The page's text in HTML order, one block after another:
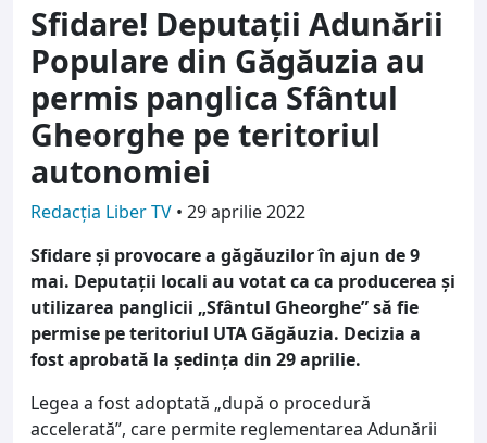
Sfidare! Deputații Adunării
Populare din Găgăuzia au
permis panglica Sfântul
Gheorghe pe teritoriul
autonomiei
Redacția Liber TV • 29 aprilie 2022
Sfidare și provocare a găgăuzilor în ajun de 9
mai. Deputații locali au votat ca ca producerea și
utilizarea panglicii „Sfântul Gheorghe” să fie
permise pe teritoriul UTA Găgăuzia. Decizia a
fost aprobată la ședința din 29 aprilie.
Legea a fost adoptată „după o procedură
accelerată”, care permite reglementarea Adunării